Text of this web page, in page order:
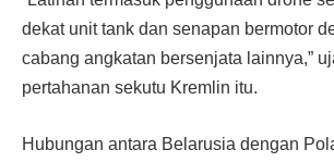
dekat unit tank dan senapan bermotor
cabang angkatan bersenjata lainnya,”
pertahanan sekutu Kremlin itu.
Hubungan antara Belarusia dengan